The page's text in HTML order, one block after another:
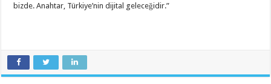
bizde. Anahtar, Türkiye’nin dijital geleceğidir.”